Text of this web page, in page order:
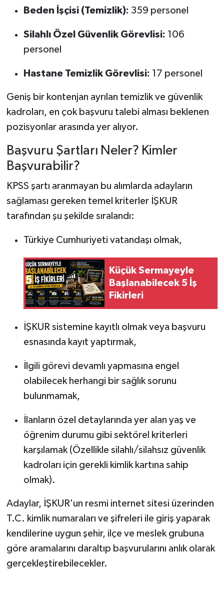
Beden İşçisi (Temizlik): 359 personel
Silahlı Özel Güvenlik Görevlisi: 106
personel
Hastane Temizlik Görevlisi: 17 personel
Geniş bir kontenjan ayrılan temizlik ve güvenlik
kadroları, en çok başvuru talebi alması beklenen
pozisyonlar arasında yer alıyor.
Başvuru Şartları Neler? Kimler
Başvurabilir?
KPSS şartı aranmayan bu alımlarda adayların
sağlaması gereken temel kriterler İŞKUR
tarafından şu şekilde sıralandı:
Türkiye Cumhuriyeti vatandaşı olmak,
Küçük Sermayeyle
Başlanabilecek 5 İş
Fikirleri
İŞKUR sistemine kayıtlı olmak veya başvuru
esnasında kayıt yaptırmak,
İlgili görevi devamlı yapmasına engel
olabilecek herhangi bir sağlık sorunu
bulunmamak,
İlanların özel detaylarında yer alan yaş ve
öğrenim durumu gibi sektörel kriterleri
karşılamak (Özellikle silahlı/silahsız güvenlik
kadroları için gerekli kimlik kartına sahip
olmak).
Adaylar, İŞKUR'un resmi internet sitesi üzerinden
T.C. kimlik numaraları ve şifreleri ile giriş yaparak
kendilerine uygun şehir, ilçe ve meslek grubuna
göre aramalarını daraltıp başvurularını anlık olarak
gerçekleştirebilecekler.